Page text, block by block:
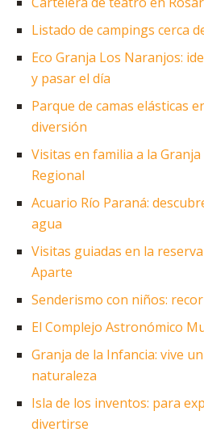
Listado de campings cerca
Eco Granja Los Naranjos:
y pasar el día
Parque de camas elásticas
diversión
Visitas en familia a la
Regional
Acuario Río Paraná:
agua
Visitas guiadas en la
Aparte
Senderismo con niños:
El Complejo Astronómico
Granja de la Infancia: vive
naturaleza
Isla de los inventos: para
divertirse